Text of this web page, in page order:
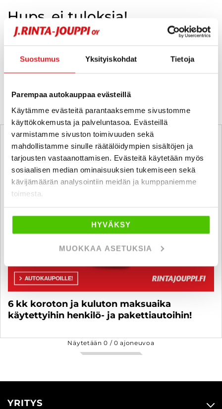
Suostumus Yksityiskohdat Tietoja
Parempaa autokauppaa evästeillä
Käytämme evästeitä parantaaksemme sivustomme
käyttökokemusta ja palveluntasoa. Evästeillä
varmistamme sivuston toimivuuden sekä
mahdollistamme sinulle räätälöidympien sisältöjen ja
tarjousten vastaanottamisen. Evästeitä käytetään myös
sosiaalisen median ominaisuuksien tukemiseen sekä
kävijämäärän analysointiin meidän ja kumppaniemme
toimesta.
HYVÄKSY
MUOKKAA ASETUKSIA
Hups, ei tuloksia!
Ei huolta, tässä valikoimassamme olevat lähimmät
6 kk koroton ja kuluton maksuaika
käytettyihin henkilö- ja pakettiautoihin!
Näytetään0 /0 ajoneuvoa
YRITYS